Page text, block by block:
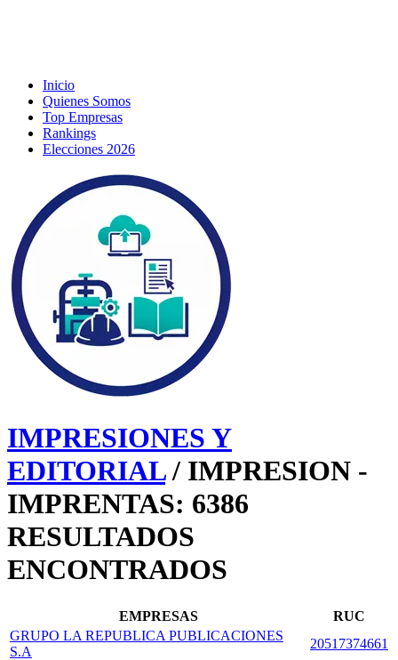
Inicio
Quienes Somos
Top Empresas
Rankings
Elecciones 2026
IMPRESIONES Y
EDITORIAL/ IMPRESION -
IMPRENTAS: 6386
RESULTADOS
ENCONTRADOS
EMPRESAS
RUC
GRUPO LA REPUBLICA PUBLICACIONES
S.A
20517374661